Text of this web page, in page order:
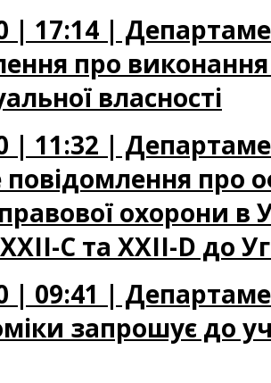
| 17:14 |
про
власності
| 11:32 |
про
охорони в
С та XXII-D до
| 09:41 |
запрошує до